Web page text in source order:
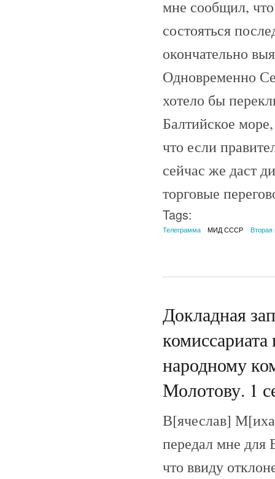
мне сообщил,
состояться
окончательно
Одновременно
хотело бы
Балтийское
что если
сейчас же даст
торговые
Tags:
Телеграмма МИД СССР Вторая
Докладная
народному
Молотову. 1
В[ячеслав]
передал мне для
что ввиду